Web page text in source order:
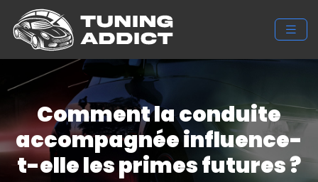
Comment la conduite
accompagnée influence-
t-elle les primes futures ?